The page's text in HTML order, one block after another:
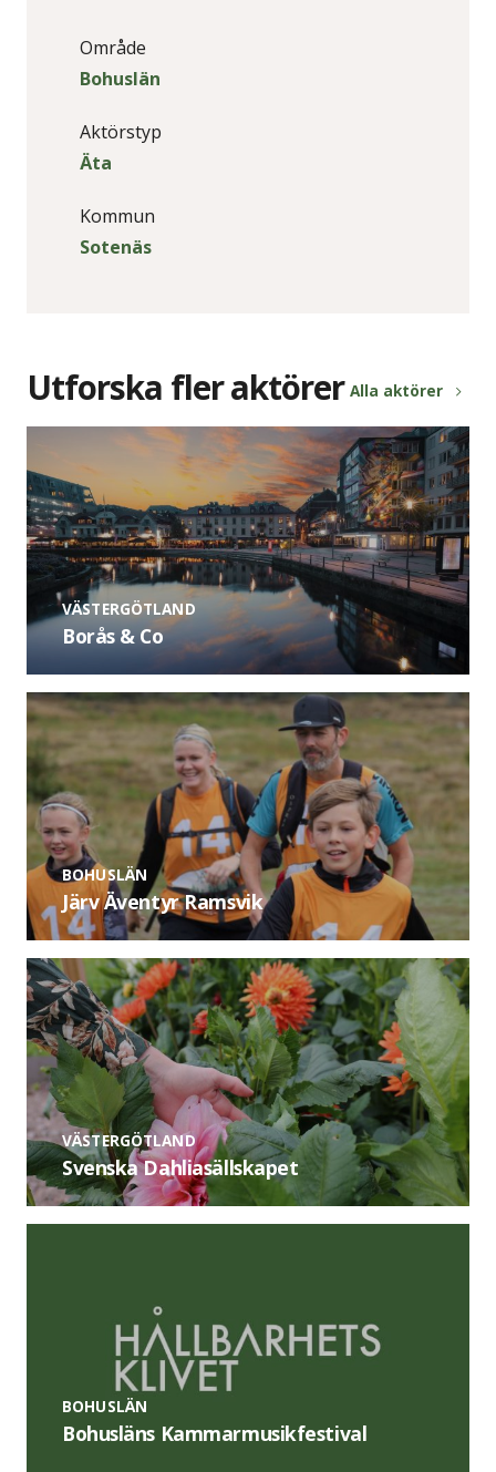
Område
Bohuslän
Aktörstyp
Äta
Kommun
Sotenäs
Utforska fler aktörer Alla aktörer
VÄSTERGÖTLAND
Borås & Co
BOHUSLÄN
Järv Äventyr Ramsvik
VÄSTERGÖTLAND
Svenska Dahliasällskapet
BOHUSLÄN
Bohusläns Kammarmusikfestival